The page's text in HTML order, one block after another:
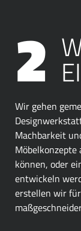
Wir gehen
Machbarkeit
können, oder
entwickeln
erstellen wir